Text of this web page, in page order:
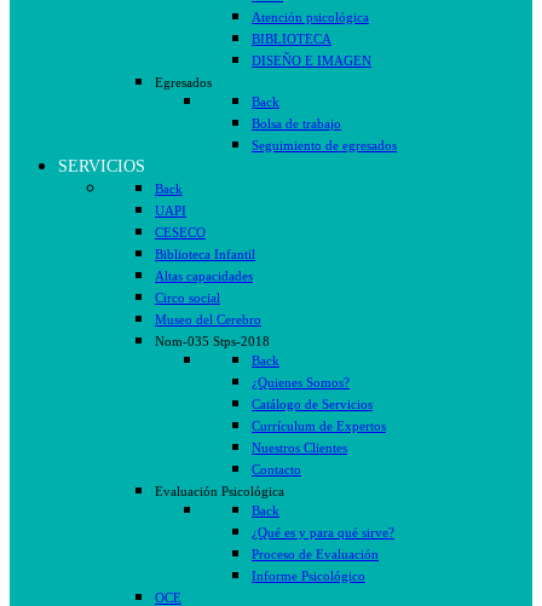
Atención psicológica
BIBLIOTECA
DISEÑO E IMAGEN
Egresados
Back
Bolsa de trabajo
Seguimiento de egresados
SERVICIOS
Back
UAPI
CESECO
Biblioteca Infantil
Altas capacidades
Circo social
Museo del Cerebro
Nom-035 Stps-2018
Back
¿Quienes Somos?
Catálogo de Servicios
Currículum de Expertos
Nuestros Clientes
Contacto
Evaluación Psicológica
Back
¿Qué es y para qué sirve?
Proceso de Evaluación
Informe Psicológico
OCE